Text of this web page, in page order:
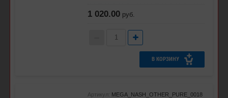
1 020.00 руб.
В КОРЗИНУ
Артикул: MEGA_NASH_OTHER_PURE_0018